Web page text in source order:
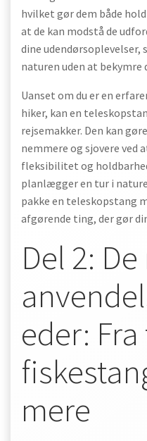
hvilket gør dem både
at de kan modstå de
dine udendørsoplevelser,
naturen uden at bekymre
Uanset om du er en
hiker, kan en
rejsemakker. Den kan
nemmere og sjovere ved
fleksibilitet og
planlægger en tur i
pakke en teleskopstang
afgørende ting, der gør
Del 2:
eder:
mere